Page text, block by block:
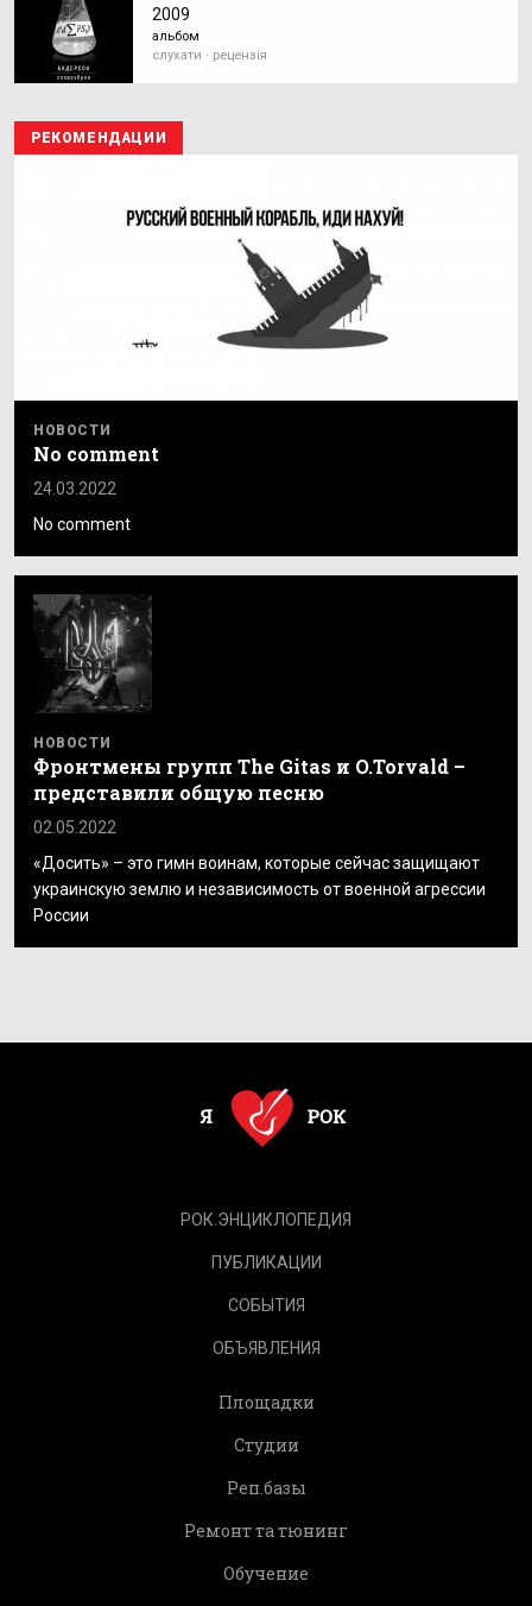
2009
альбом
слухати · рецензія
РЕКОМЕНДАЦИИ
НОВОСТИ
No comment
24.03.2022
No comment
НОВОСТИ
Фронтмены групп The Gitas и O.Torvald –
представили общую песню
02.05.2022
«Досить» – это гимн воинам, которые сейчас защищают
украинскую землю и независимость от военной агрессии
России
РОК.ЭНЦИКЛОПЕДИЯ
ПУБЛИКАЦИИ
СОБЫТИЯ
ОБЪЯВЛЕНИЯ
Площадки
Студии
Реп.базы
Ремонт та тюнинг
Обучение